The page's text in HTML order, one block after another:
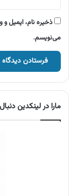
ذخیره نام، ایمیل
می‌نویسم.
مارا در لینکدین